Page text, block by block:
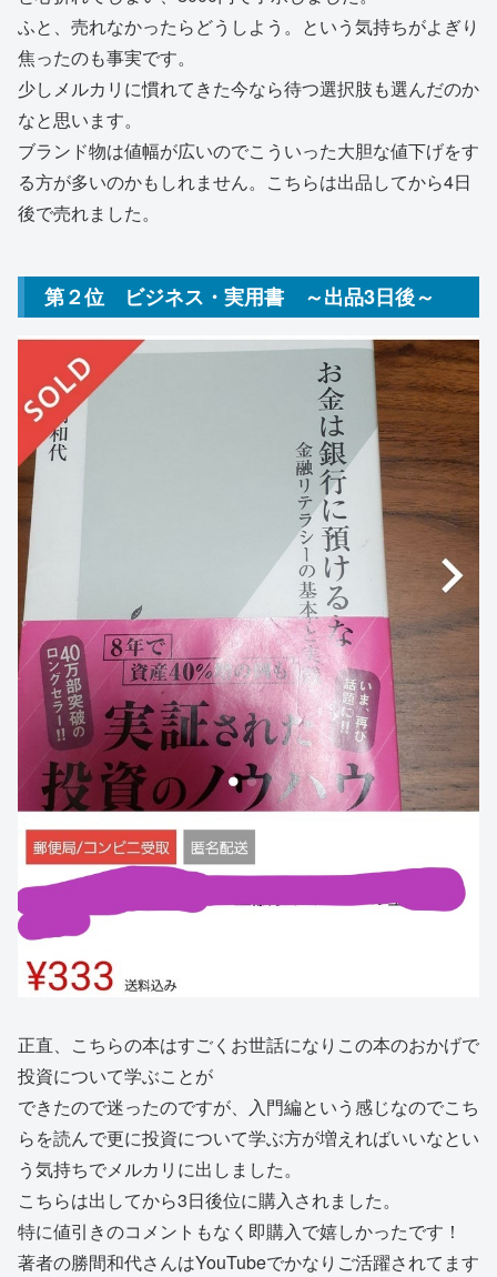
ふと、売れなかったらどうしよう。という気持ちがよぎり
焦ったのも事実です。
少しメルカリに慣れてきた今なら待つ選択肢も選んだのか
なと思います。
ブランド物は値幅が広いのでこういった大胆な値下げをす
る方が多いのかもしれません。こちらは出品してから4日
後で売れました。
第２位 ビジネス・実用書 ～出品3日後～
正直、こちらの本はすごくお世話になりこの本のおかげで
投資について学ぶことが
できたので迷ったのですが、入門編という感じなのでこち
らを読んで更に投資について学ぶ方が増えればいいなとい
う気持ちでメルカリに出しました。
こちらは出してから3日後位に購入されました。
特に値引きのコメントもなく即購入で嬉しかったです！
著者の勝間和代さんはYouTubeでかなりご活躍されてます